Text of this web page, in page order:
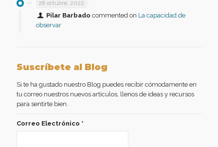
28 octubre, 2022
Pilar Barbado commented on La capacidad de
observar
Suscríbete al Blog
Si te ha gustado nuestro Blog puedes recibir cómodamente en
tu correo nuestros nuevos artículos, llenos de ideas y recursos
para sentirte bien.
Correo Electrónico *